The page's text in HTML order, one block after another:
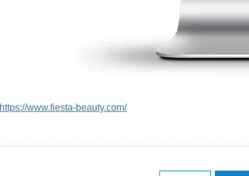
https://www.fiesta-beauty.com/